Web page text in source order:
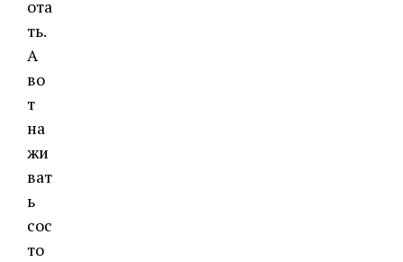
ота
ть.
А
во
т
на
жи
ват
ь
сос
то